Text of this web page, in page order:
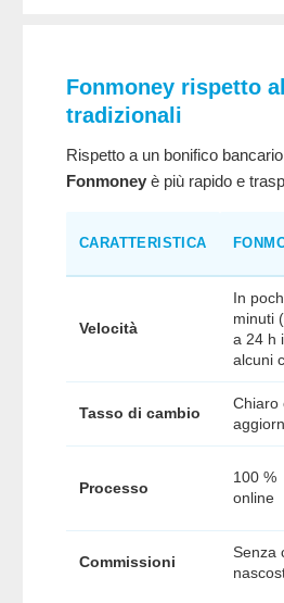
Fonmoney rispetto
tradizionali
Rispetto a un bonifico
Fonmoney è più rapido e
CARATTERISTICA
Velocità
In
minuti
a 24 h
alcuni
Tasso di cambio
Chiaro
Processo
100 %
online
Commissioni
Senza